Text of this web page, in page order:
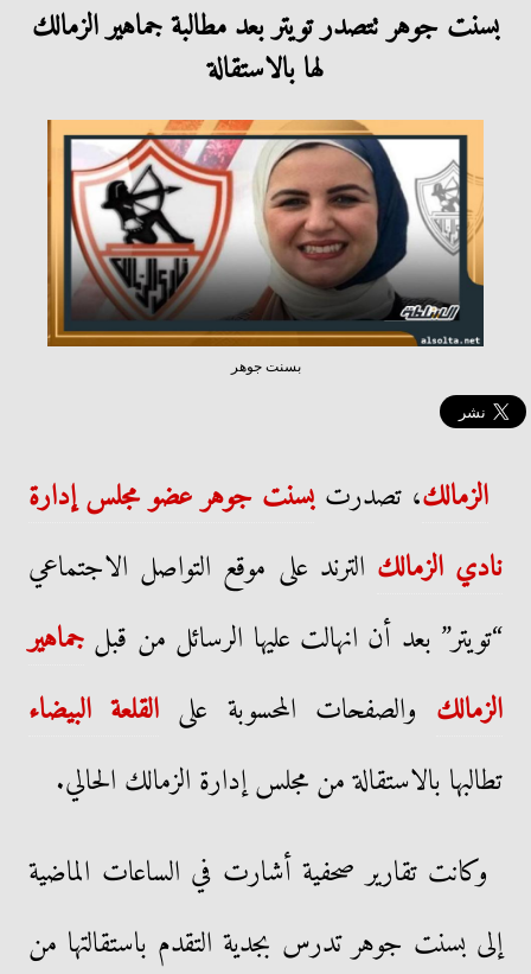
بسنت جوهر تتصدر تويتر بعد مطالبة جماهير الزمالك
لها بالاستقالة
بسنت جوهر
الزمالك، تصدرتبسنت جوهر عضو مجلس إدارة
نادي الزمالك الترند على موقع التواصل الاجتماعي
“تويتر” بعد أن انهالت عليها الرسائل من قبل جماهير
الزمالك والصفحات المحسوبة على القلعة البيضاء
تطالبها بالاستقالة من مجلس إدارة الزمالك الحالي.
وكانت تقارير صحفية أشارت في الساعات الماضية
إلى بسنت جوهر تدرس بجدية التقدم باستقالتها من